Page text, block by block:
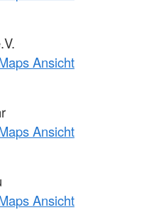
Ansicht
Ansicht
Ansicht